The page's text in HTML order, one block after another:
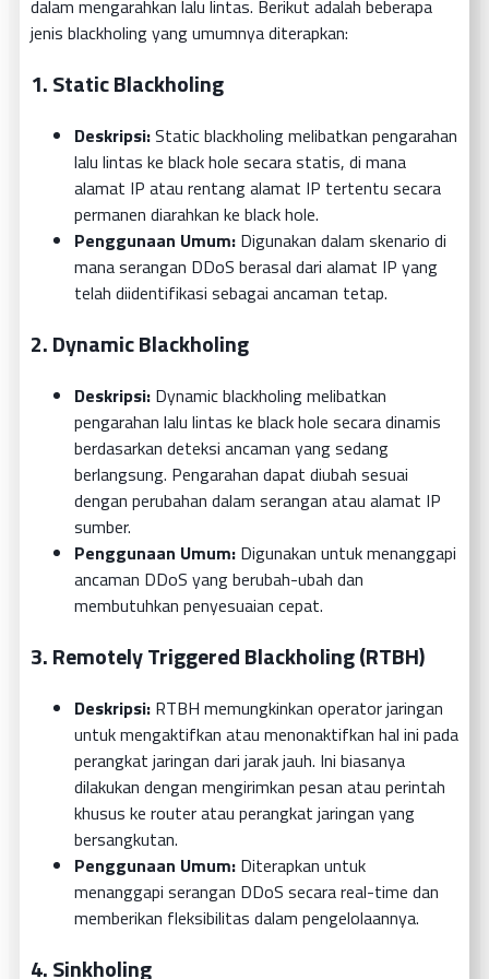
dalam mengarahkan lalu lintas. Berikut adalah beberapa
jenis blackholing yang umumnya diterapkan:
1.Static Blackholing
Deskripsi:Static blackholing melibatkan pengarahan
lalu lintas ke black hole secara statis, di mana
alamat IP atau rentang alamat IP tertentu secara
permanen diarahkan ke black hole.
Penggunaan Umum: Digunakan dalam skenario di
mana serangan DDoS berasal dari alamat IP yang
telah diidentifikasi sebagai ancaman tetap.
2.Dynamic Blackholing
Deskripsi: Dynamic blackholing melibatkan
pengarahan lalu lintas ke black hole secara dinamis
berdasarkan deteksi ancaman yang sedang
berlangsung. Pengarahan dapat diubah sesuai
dengan perubahan dalam serangan atau alamat IP
sumber.
Penggunaan Umum: Digunakan untuk menanggapi
ancaman DDoS yang berubah-ubah dan
membutuhkan penyesuaian cepat.
3.Remotely Triggered Blackholing (RTBH)
Deskripsi: RTBH memungkinkan operator jaringan
untuk mengaktifkan atau menonaktifkan hal ini pada
perangkat jaringan dari jarak jauh. Ini biasanya
dilakukan dengan mengirimkan pesan atau perintah
khusus ke router atau perangkat jaringan yang
bersangkutan.
Penggunaan Umum: Diterapkan untuk
menanggapi serangan DDoS secara real-time dan
memberikan fleksibilitas dalam pengelolaannya.
4.Sinkholing